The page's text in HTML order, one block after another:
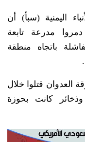
اليمنية (سبأ) أن
مدرعة تابعة
باتجاه منطقة
العدوان قتلوا خلال
وذخائر كانت بحوزة